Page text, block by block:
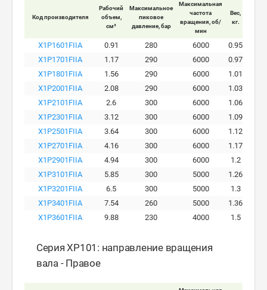
Код производителя
Рабочий
объем,
см³
Максимальное
пиковое
давление, бар
Максимальная
частота
вращения, об/
мин
Вес,
кг.
X1P1601FIIA 0.91 280 6000 0.95
X1P1701FIIA
1.17 290 6000 0.97
X1P1801FIIA
1.56 290 6000 1.01
X1P2001FIIA
2.08 290 6000 1.03
X1P2101FIIA
2.6 300 6000 1.06
X1P2301FIIA
3.12 300 6000 1.09
X1P2501FIIA
3.64 300 6000 1.12
X1P2701FIIA
4.16 300 6000 1.17
X1P2901FIIA
4.94 300 6000 1.2
X1P3101FIIA
5.85 300 5000 1.26
X1P3201FIIA
6.5 300 5000 1.3
X1P3401FIIA
7.54 260 5000 1.36
X1P3601FIIA
9.88 230 4000 1.5
Серия XP101: направление вращения
вала - Правое